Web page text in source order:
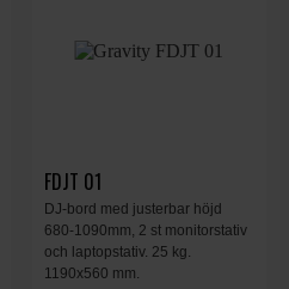
FDJT 01
DJ-bord med justerbar höjd
680-1090mm, 2 st monitorstativ
och laptopstativ. 25 kg.
1190x560 mm.